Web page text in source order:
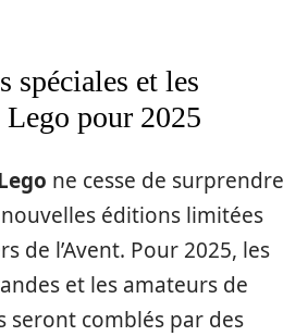
spéciales et les
Lego pour 2025
ne cesse de surprendre
éditions limitées
de l’Avent. Pour 2025, les
et les amateurs de
seront comblés par des